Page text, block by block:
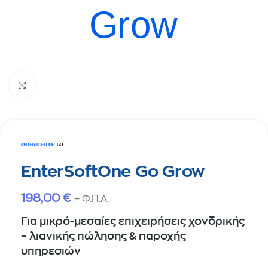
EnterSoftOne Go Grow
198,00 € + Φ.Π.Α.
Για μικρό-μεσαίες επιχειρήσεις χονδρικής
– λιανικής πώλησης & παροχής
υπηρεσιών